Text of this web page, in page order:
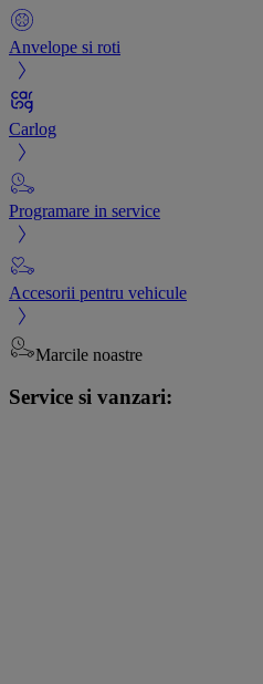
Anvelope si roti
Carlog
Programare in service
Accesorii pentru vehicule
Marcile noastre
Service si vanzari: